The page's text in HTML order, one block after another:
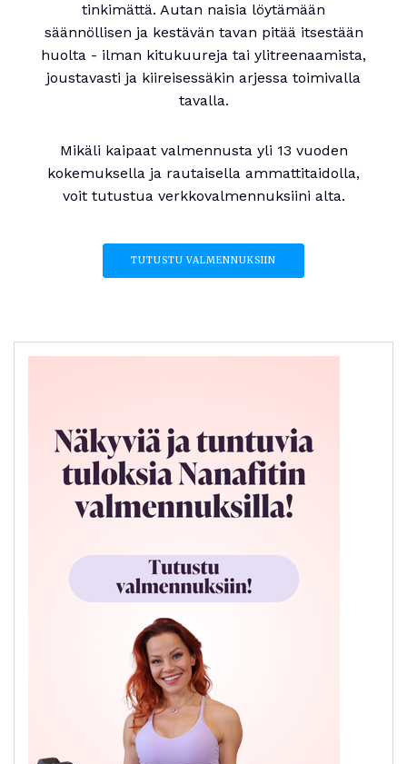
tinkimättä. Autan naisia löytämään
säännöllisen ja kestävän tavan pitää itsestään
huolta - ilman kitukuureja tai ylitreenaamista,
joustavasti ja kiireisessäkin arjessa toimivalla
tavalla.
Mikäli kaipaat valmennusta yli 13 vuoden
kokemuksella ja rautaisella ammattitaidolla,
voit tutustua verkkovalmennuksiini alta.
TUTUSTU VALMENNUKSIIN